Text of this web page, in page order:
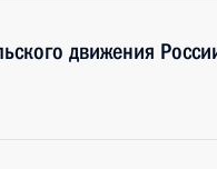
движения